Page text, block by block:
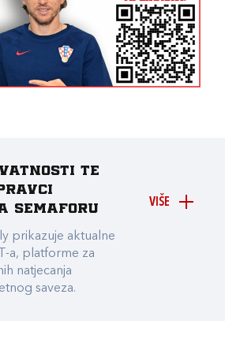
VIŠE
te
Semaforu
prikazuje aktualne
a, platforme za
natjecanja
saveza.